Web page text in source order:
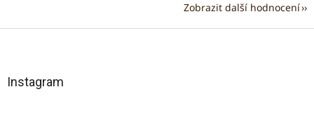
Zobrazit další hodnocení
Instagram